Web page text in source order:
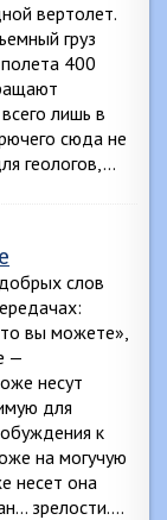
вертолет.
груз
400
лишь в
сюда не
геологов,…
слов
вы можете»,
—
несут
для
к
на могучую
несет она
зрелости….